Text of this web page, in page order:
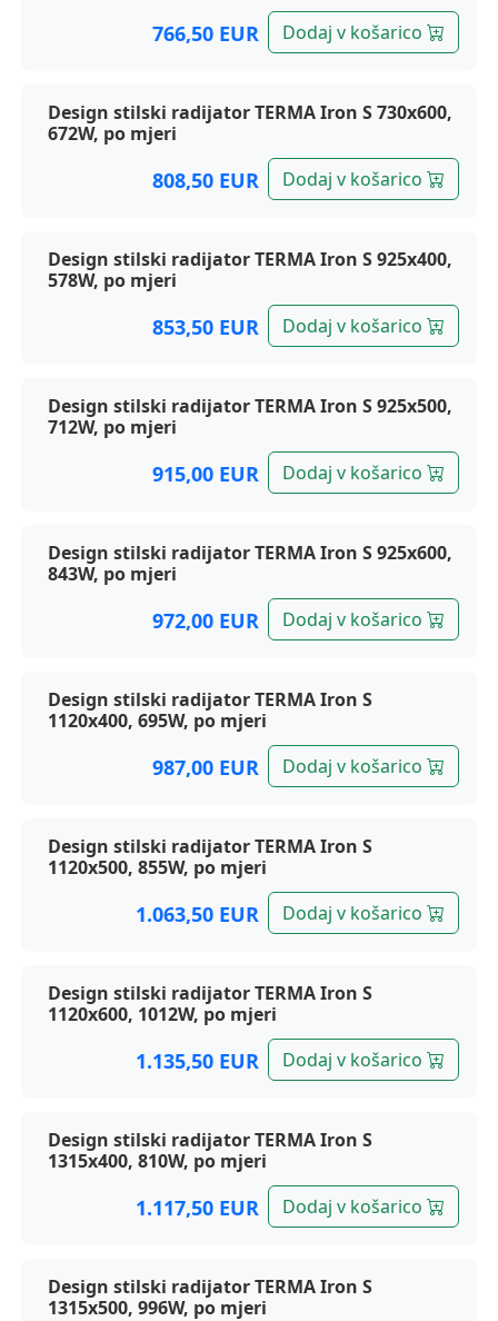
766,50 EUR Dodaj v košarico
Design stilski radijator TERMA Iron S 730x600,
672W, po mjeri
808,50 EUR Dodaj v košarico
Design stilski radijator TERMA Iron S 925x400,
578W, po mjeri
853,50 EUR Dodaj v košarico
Design stilski radijator TERMA Iron S 925x500,
712W, po mjeri
915,00 EUR Dodaj v košarico
Design stilski radijator TERMA Iron S 925x600,
843W, po mjeri
972,00 EUR Dodaj v košarico
Design stilski radijator TERMA Iron S
1120x400, 695W, po mjeri
987,00 EUR Dodaj v košarico
Design stilski radijator TERMA Iron S
1120x500, 855W, po mjeri
1.063,50 EUR Dodaj v košarico
Design stilski radijator TERMA Iron S
1120x600, 1012W, po mjeri
1.135,50 EUR Dodaj v košarico
Design stilski radijator TERMA Iron S
1315x400, 810W, po mjeri
1.117,50 EUR Dodaj v košarico
Design stilski radijator TERMA Iron S
1315x500, 996W, po mjeri